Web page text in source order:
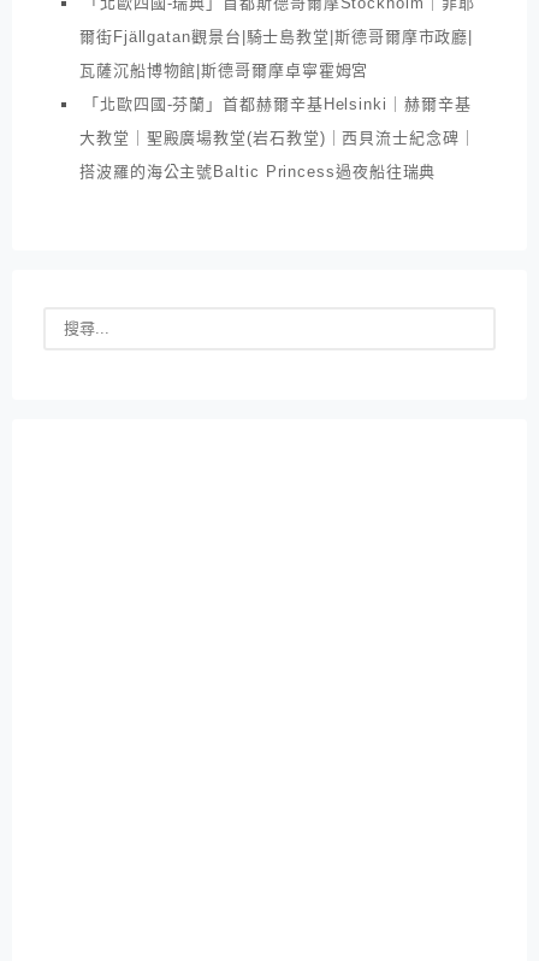
爾街Fjällgatan觀景台|騎士島教堂|斯德哥爾摩市政廳|
瓦薩沉船博物館|斯德哥爾摩卓寧霍姆宮
「北歐四國-芬蘭」首都赫爾辛基Helsinki｜赫爾辛基
大教堂｜聖殿廣場教堂(岩石教堂)｜西貝流士紀念碑｜
搭波羅的海公主號Baltic Princess過夜船往瑞典